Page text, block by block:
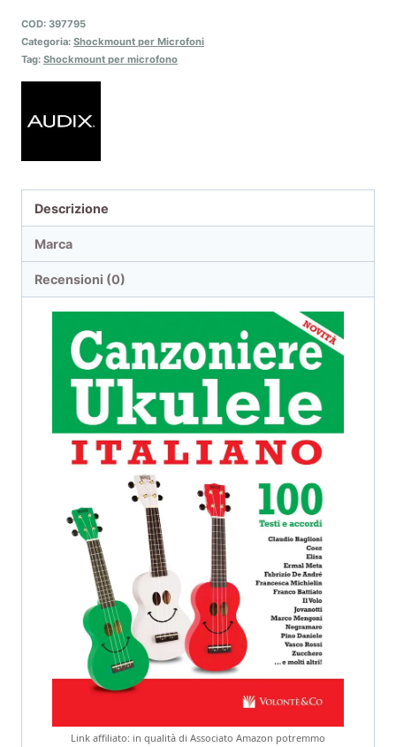
COD: 397795
Categoria: Shockmount per Microfoni
Tag: Shockmount per microfono
Descrizione
Marca
Recensioni (0)
Link affiliato: in qualità di Associato Amazon potremmo